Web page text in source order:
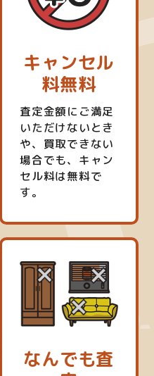
キャンセル
料無料
査定金額にご満足
いただけないとき
や、買取できない
場合でも、キャン
セル料は無料で
す。
なんでも査